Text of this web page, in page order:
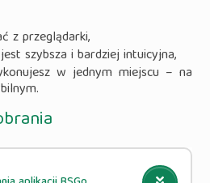
z przeglądarki,
szybsza i bardziej intuicyjna,
w jednym miejscu – na